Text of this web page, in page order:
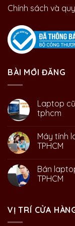
Chính sách và
BÀI MỚI ĐĂNG
Laptop
tphcm
Máy tính
TPHCM
Bán
TPHCM
VỊ TRÍ CỬA